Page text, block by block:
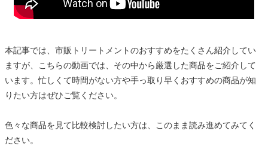
本記事では、市販トリートメントのおすすめをたくさん紹介してい
ますが、こちらの動画では、その中から厳選した商品をご紹介して
います。忙しくて時間がない方や手っ取り早くおすすめの商品が知
りたい方はぜひご覧ください。
色々な商品を見て比較検討したい方は、このまま読み進めてみてく
ださい。